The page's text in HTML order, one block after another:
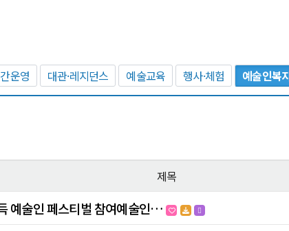
운영 대관·레지던스 예술교육 행사·체험 예술인복
제목
예술인 페스티벌 참여예술인…